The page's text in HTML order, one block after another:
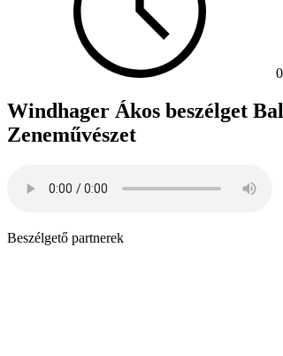
Windhager Ákos beszélget
Zeneművészet
Beszélgető partnerek